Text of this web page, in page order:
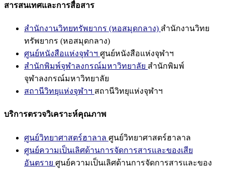
สารสนเทศและการสื่อสาร
สำนักงานวิทยทรัพยากร (หอสมุดกลาง) สำนักงานวิทย
ทรัพยากร (หอสมุดกลาง)
ศูนย์หนังสือแห่งจุฬาฯ ศูนย์หนังสือแห่งจุฬาฯ
สำนักพิมพ์จุฬาลงกรณ์มหาวิทยาลัย สำนักพิมพ์
จุฬาลงกรณ์มหาวิทยาลัย
สถานีวิทยุแห่งจุฬาฯ สถานีวิทยุแห่งจุฬาฯ
บริการตรวจวิเคราะห์คุณภาพ
ศูนย์วิทยาศาสตร์ฮาลาล ศูนย์วิทยาศาสตร์ฮาลาล
ศูนย์ความเป็นเลิศด้านการจัดการสารและของเสีย
อันตราย ศูนย์ความเป็นเลิศด้านการจัดการสารและของ